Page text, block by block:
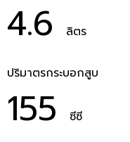
4.6 ลิตร
ปริมาตรกระบอกสูบ
155 ซีซี